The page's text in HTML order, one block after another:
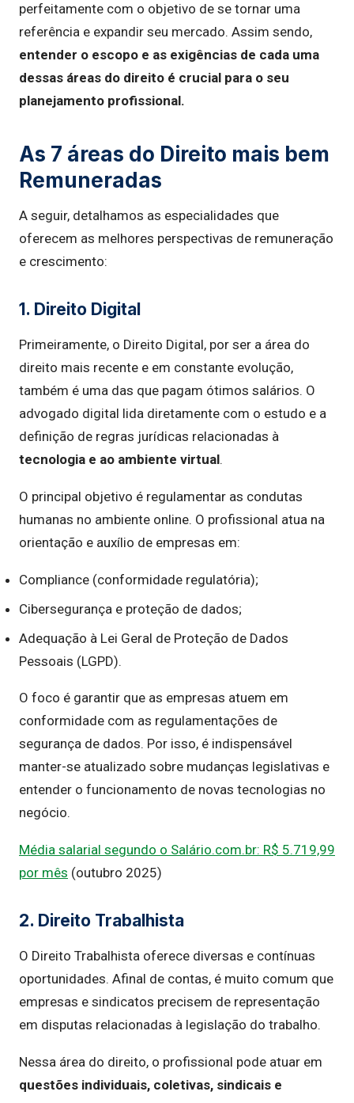
perfeitamente com o objetivo de se tornar uma
referência e expandir seu mercado. Assim sendo,
entender o escopo e as exigências de cada uma
dessas áreas do direito é crucial para o seu
planejamento profissional.
As 7 áreas do Direito mais bem
Remuneradas
A seguir, detalhamos as especialidades que
oferecem as melhores perspectivas de remuneração
e crescimento:
1. Direito Digital
Primeiramente, o Direito Digital, por ser a área do
direito mais recente e em constante evolução,
também é uma das que pagam ótimos salários. O
advogado digital lida diretamente com o estudo e a
definição de regras jurídicas relacionadas à
tecnologia e ao ambiente virtual.
O principal objetivo é regulamentar as condutas
humanas no ambiente online. O profissional atua na
orientação e auxílio de empresas em:
Compliance (conformidade regulatória);
Cibersegurança e proteção de dados;
Adequação à Lei Geral de Proteção de Dados
Pessoais (LGPD).
O foco é garantir que as empresas atuem em
conformidade com as regulamentações de
segurança de dados. Por isso, é indispensável
manter-se atualizado sobre mudanças legislativas e
entender o funcionamento de novas tecnologias no
negócio.
Média salarial segundo o Salário.com.br: R$ 5.719,99
por mês (outubro 2025)
2. Direito Trabalhista
O Direito Trabalhista oferece diversas e contínuas
oportunidades. Afinal de contas, é muito comum que
empresas e sindicatos precisem de representação
em disputas relacionadas à legislação do trabalho.
Nessa área do direito, o profissional pode atuar em
questões individuais, coletivas, sindicais e